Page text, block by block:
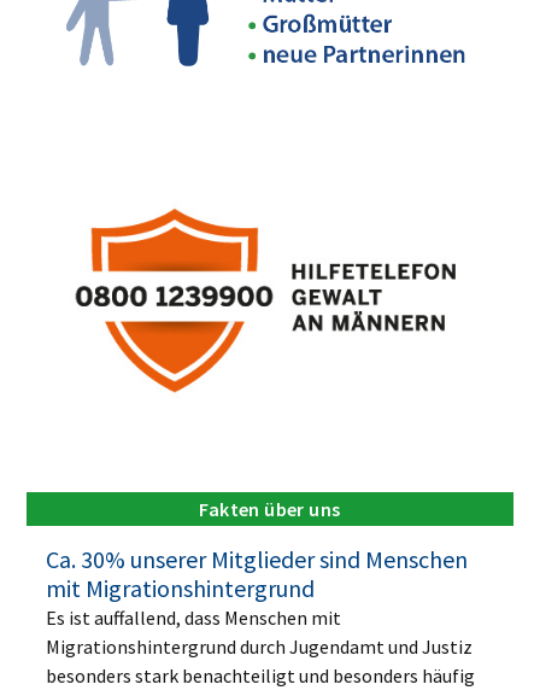
Fakten über uns
Ca. 30% unserer Mitglieder sind Menschen
mit Migrationshintergrund
Es ist auffallend, dass Menschen mit
Migrationshintergrund durch Jugendamt und Justiz
besonders stark benachteiligt und besonders häufig